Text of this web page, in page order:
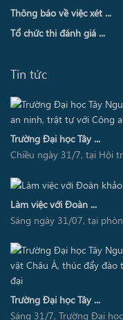
Thông báo về việc xét ...
Tổ chức thi đánh giá ...
Tin tức
Trường Đại học Tây ...
Chiều ngày 31/7, tại Hội
Làm việc với Đoàn ...
Sáng ngày 31/07, tại
Trường Đại học Tây ...
Sáng 31/7, Trường Đại